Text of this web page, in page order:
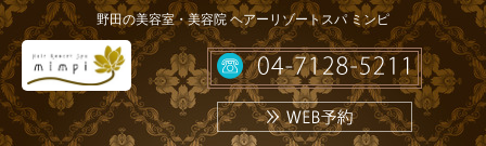
野田の美容室・美容院 ヘアーリゾートスパ ミンピ